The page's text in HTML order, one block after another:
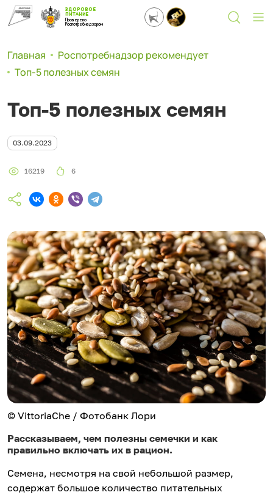
ЗДОРОВОЕ
ПИТАНИЕ
Проверено
Роспотребнадзором
Главная
Роспотребнадзор рекомендует
Топ-5 полезных семян
Топ-5 полезных семян
03.09.2023
16219 6
© VittoriaChe / Фотобанк Лори
Рассказываем, чем полезны семечки и как
правильно включать их в рацион.
Семена, несмотря на свой небольшой размер,
содержат большое количество питательных